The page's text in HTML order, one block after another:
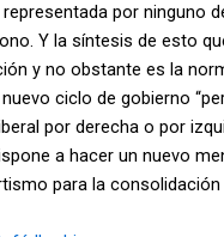
por ninguno
Y la síntesis de esto
y no obstante es la
ciclo de gobierno
por derecha o por
a hacer un nuevo
para la